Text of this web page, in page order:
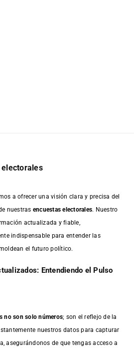
electorales
a ofrecer una visión clara y precisa del
nuestras encuestas electorales. Nuestro
actualizada y fiable,
indispensable para entender las
el futuro político.
Entendiendo el Pulso
no son solo números; son el reflejo de la
nuestros datos para capturar
asegurándonos de que tengas acceso a